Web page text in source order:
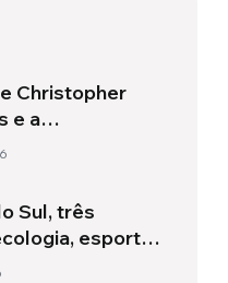
Christopher
e a
um novo
Sul, três
esporte